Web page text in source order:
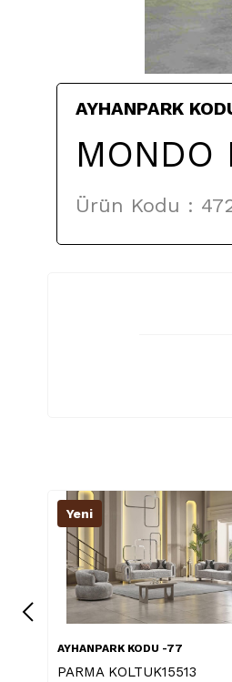
AYHANPARK
MONDO
Ürün Kodu :
Yeni
AYHANPARK KODU -06
VEGAS KOLTUK TAKIMI